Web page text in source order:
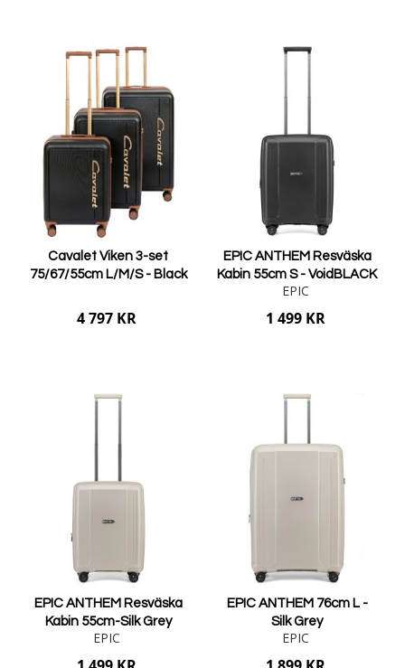
Cavalet Viken 3-set
75/67/55cm L/M/S - Black
4 797 KR
EPIC ANTHEM Resväska
Kabin 55cm S - VoidBLACK
EPIC
1 499 KR
EPIC ANTHEM Resväska
Kabin 55cm-Silk Grey
EPIC
EPIC ANTHEM 76cm L -
Silk Grey
EPIC